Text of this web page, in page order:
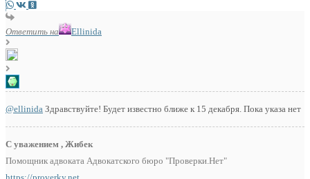
Ответить на Ellinida
@ellinida Здравствуйте! Будет известно ближе к 15 декабря. Пока указа нет
С уважением , Жибек
Помощник адвоката Адвокатского бюро "Проверки.Нет"